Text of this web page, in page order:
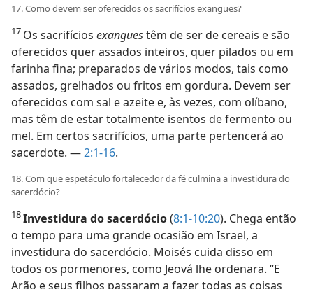
17. Como devem ser oferecidos os sacrifícios exangues?
17 Os sacrifícios exanguestêm de ser de cereais e são
oferecidos quer assados inteiros, quer pilados ou em
farinha fina; preparados de vários modos, tais como
assados, grelhados ou fritos em gordura. Devem ser
oferecidos com sal e azeite e, às vezes, com olíbano,
mas têm de estar totalmente isentos de fermento ou
mel. Em certos sacrifícios, uma parte pertencerá ao
sacerdote. —2:1-16.
18. Com que espetáculo fortalecedor da fé culmina a investidura do
sacerdócio?
18Investidura do sacerdócio(8:1-10:20). Chega então
o tempo para uma grande ocasião em Israel, a
investidura do sacerdócio. Moisés cuida disso em
todos os pormenores, como Jeová lhe ordenara. “E
Arão e seus filhos passaram a fazer todas as coisas